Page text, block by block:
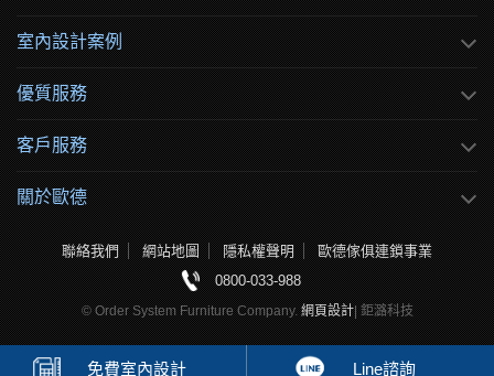
免費室內設計 Line諮詢
室內設計案例
優質服務
客戶服務
關於歐德
聯絡我們 網站地圖 隱私權聲明
歐德傢俱連鎖事業
0800-033-988
© Order System Furniture Company.網頁設計| 鉅潞科技